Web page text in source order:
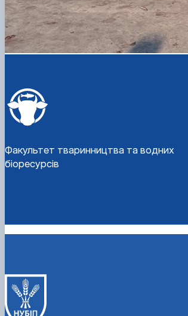
Факультет тваринництва та водних
біоресурсів